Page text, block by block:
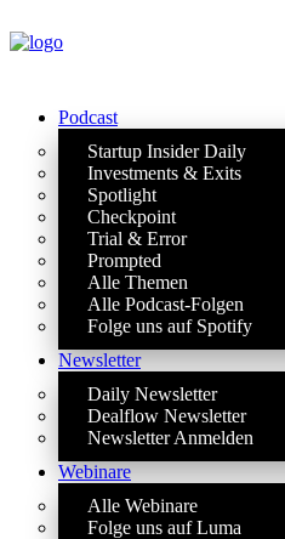
Podcast
Startup Insider Daily
Investments & Exits
Spotlight
Checkpoint
Trial & Error
Prompted
Alle Themen
Alle Podcast-Folgen
Folge uns auf Spotify
Newsletter
Daily Newsletter
Dealflow Newsletter
Newsletter Anmelden
Webinare
Alle Webinare
Folge uns auf Luma